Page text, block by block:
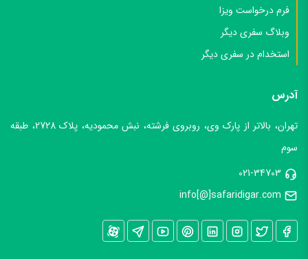
فرم درخواست ویزا
وبلاگ سفری دیگر
استخدام در سفری دیگر
آدرس
تهران، بالاتر از پارک وی، روبروی فرشته، نبش محمودیه، پلاک 2728، طبقه
سوم
021-34703
info[@]safaridigar.com